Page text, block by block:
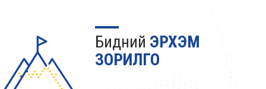
Бидний ЭРХЭМ
ЗОРИЛГО